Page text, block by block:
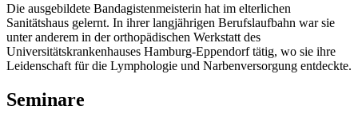
Die ausgebildete Bandagistenmeisterin hat im elterlichen
Sanitätshaus gelernt. In ihrer langjährigen Berufslaufbahn war sie
unter anderem in der orthopädischen Werkstatt des
Universitätskrankenhauses Hamburg-Eppendorf tätig, wo sie ihre
Leidenschaft für die Lymphologie und Narbenversorgung entdeckte.
Seminare